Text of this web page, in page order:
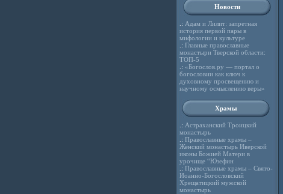
Новости
.: Адам и Лилит: запретная
история первой пары в
мифологии и культуре
.: Главные православные
монастыри Тверской области:
ТОП-5
.: «Богослов.ру — портал о
богословии как ключ к
духовному просвещению и
научному осмыслению веры»
Храмы
.: Астраханский Троицкий
монастырь
.: Православные храмы –
Женский монастырь Иверской
иконы Божией Матери в
урочище “Юзефин
.: Православные храмы – Свято-
Иоанно-Богословский
Хрещатицкий мужской
монастырь